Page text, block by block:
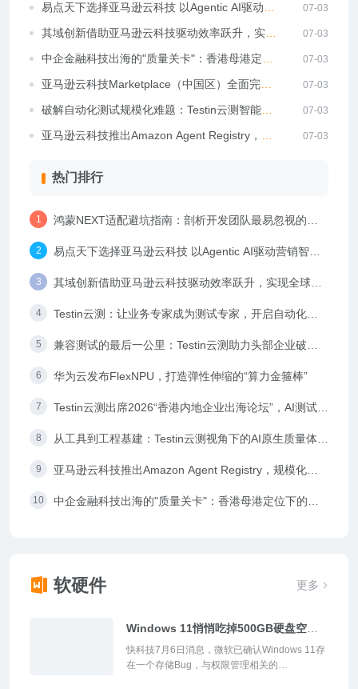
关键事实
易点天下选择亚马逊云科技 以Agentic AI驱动营
销智能化升级
07-03
其域创新借助亚马逊云科技驱动效率跃升，实现
全球业务快速拓展
07-03
中企金融科技出海的"质量关卡"：香港母港定位
下的软件质控破局路径
07-03
亚马逊云科技Marketplace（中国区）全面完成
自助上架体系建设
07-03
破解自动化测试规模化难题：Testin云测智能执
行与失败归因方案
07-03
亚马逊云科技推出Amazon Agent Registry，规
07-03
热门排行
鸿蒙NEXT适配避坑指南：剖析开发团队最易忽视的技
术盲区
易点天下选择亚马逊云科技 以Agentic AI驱动营销智能
化升级
其域创新借助亚马逊云科技驱动效率跃升，实现全球业
务快速拓展
Testin云测：让业务专家成为测试专家，开启自动化测
试新纪元
兼容测试的最后一公里：Testin云测助力头部企业破解
设备覆盖与维护成本难题
华为云发布FlexNPU，打造弹性伸缩的“算力金箍棒”
Testin云测出席2026“香港内地企业出海论坛”，AI测试赋
能金融科技引发热议
从工具到工程基建：Testin云测视角下的AI原生质量体系
演进
亚马逊云科技推出Amazon Agent Registry，规模化管
理Agent
中企金融科技出海的"质量关卡"：香港母港定位下的软
软硬件 更多
Windows 11悄悄吃掉500GB硬盘空
间！微软承认是Bug
快科技7月6日消息，微软已确认Windows 11存
在一个存储Bug，与权限管理相关的